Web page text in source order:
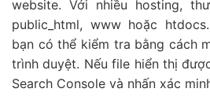
website. Với nhiều hosting,
public_html, www hoặc
bạn có thể kiểm tra bằng cách
trình duyệt. Nếu file hiển thị
Search Console và nhấn xác